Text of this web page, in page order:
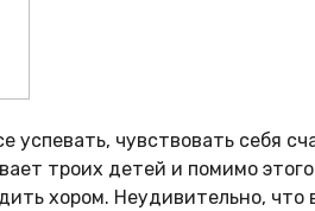
успевать, чувствовать себя
троих детей и помимо
хором. Неудивительно,